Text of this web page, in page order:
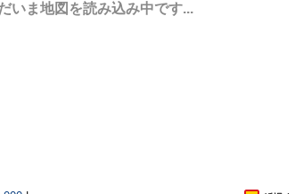
いま地図を読み込み中です...